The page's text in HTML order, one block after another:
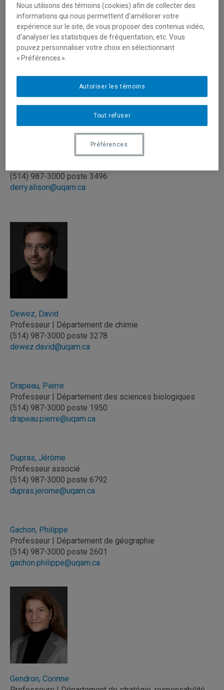
Daigneault, Robert-André
Professeur | Département de géographie
(514) 987-3000 poste 8481
daigneault.robert-andre@uqam.ca
(514) 987-3000 poste 3496
derry.alison@uqam.ca
Dewez, David
Professeur | Département de chimie
(514) 987-3000 poste 3278
dewez.david@uqam.ca
Drapeau, Pierre
Professeur | Département des sciences biologiques
(514) 987-3000 poste 1950
drapeau.pierre@uqam.ca
Dupras, Jérôme
Professeur associé
(514) 987-3000 poste 6792
dupras.jerome@uqam.ca
Gachon, Philippe
Professeur | Département de géographie
(514) 987-3000 poste 2601
gachon.philippe@uqam.ca
Gendron, Corinne
Nous utilisons des témoins (cookies) afin de collecter des
informations qui nous permettent d’améliorer votre
expérience sur le site, de vous proposer des contenus vidéo,
d’analyser les statistiques de fréquentation, etc. Vous
pouvez personnaliser votre choix en sélectionnant
« Préférences ».
Tout refuser
Autoriser les témoins
Préférences